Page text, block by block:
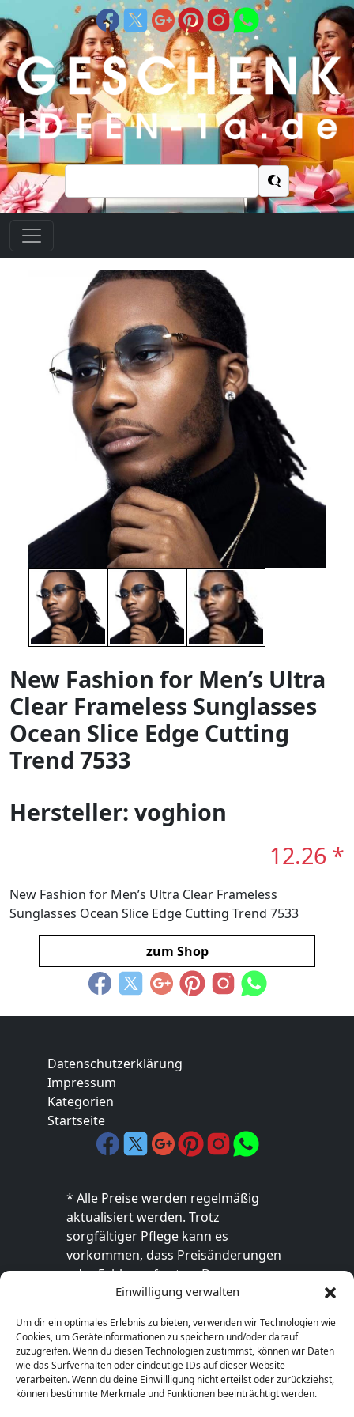
Einwilligung verwalten
Um dir ein optimales Erlebnis zu bieten, verwenden wir Technologien wie
Cookies, um Geräteinformationen zu speichern und/oder darauf
zuzugreifen. Wenn du diesen Technologien zustimmst, können wir Daten
wie das Surfverhalten oder eindeutige IDs auf dieser Website
verarbeiten. Wenn du deine Einwillligung nicht erteilst oder zurückziehst,
können bestimmte Merkmale und Funktionen beeinträchtigt werden.
Suchen
nach:
New Fashion for Men’s Ultra
Clear Frameless Sunglasses
Ocean Slice Edge Cutting
Trend 7533
Hersteller: voghion
12.26 *
New Fashion for Men’s Ultra Clear Frameless
Sunglasses Ocean Slice Edge Cutting Trend 7533
zum Shop
Datenschutzerklärung
Impressum
Kategorien
Startseite
* Alle Preise werden regelmäßig
aktualisiert werden. Trotz
sorgfältiger Pflege kann es
vorkommen, dass Preisänderungen
oder Fehler auftreten. Der
endgültige Preis sowie die
ausschließlich im jeweiligen Online-
Shop des Anbieters verbindlich. Bitte
überprüfe den Preis vor dem Kauf
direkt beim Händler.